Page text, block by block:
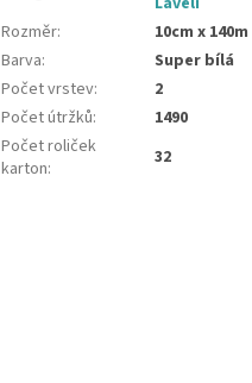
Rozměr:
10cm x 140m
Barva:
Super bílá
Počet vrstev:
2
Počet útržků:
1490
Počet roliček
karton: 32